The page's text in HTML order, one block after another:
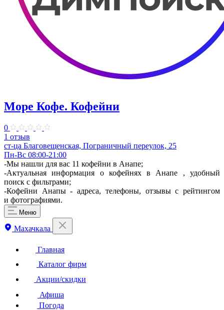
Море Кофе. Кофейни
0
1 отзыв
ст-ца Благовещенская, Пограничный переулок, 25
Пн-Вс 08:00-21:00
-Мы нашли для вас 11 кофейни в Анапе;
-Актуальная информация о кофейнях в Анапе , удобный
поиск с фильтрами;
-Кофейни Анапы - адреса, телефоны, отзывы с рейтингом
и фотографиями.
Меню
Махачкала
Главная
Каталог фирм
Акции/скидки
Афиша
Погода